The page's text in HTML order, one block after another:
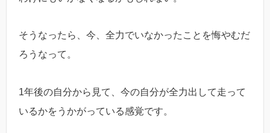
そうなったら、今、全力でいなかったことを悔やむだ
ろうなって。
1年後の自分から見て、今の自分が全力出して走って
いるかをうかがっている感覚です。